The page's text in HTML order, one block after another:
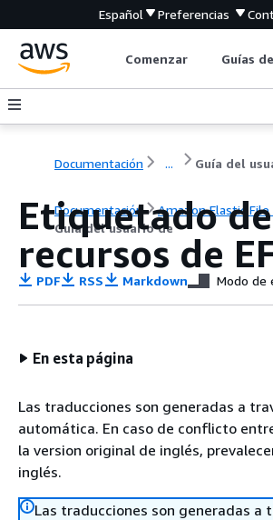
Español Preferencias
Comenzar Guías
Documentación ... Guía del
Documentación
Amazon Elastic File
Guía del usuario de
Etiquetado de
recursos de
PDF RSS Markdown Modo de
En esta página
Las traducciones son generadas a
automática. En caso de conflicto
la version original de inglés,
inglés.
Las traducciones son generadas a